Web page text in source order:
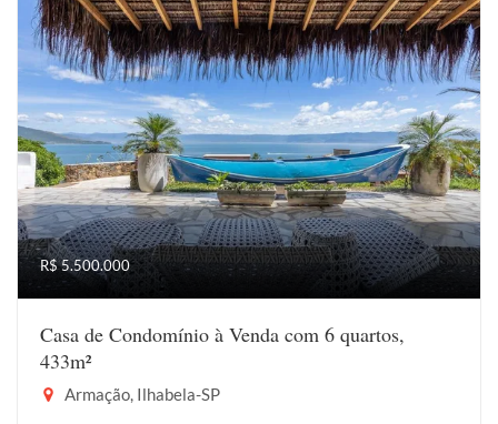
R$ 5.500.000
Casa de Condomínio à Venda com 6 quartos,
433m²
Armação, Ilhabela-SP